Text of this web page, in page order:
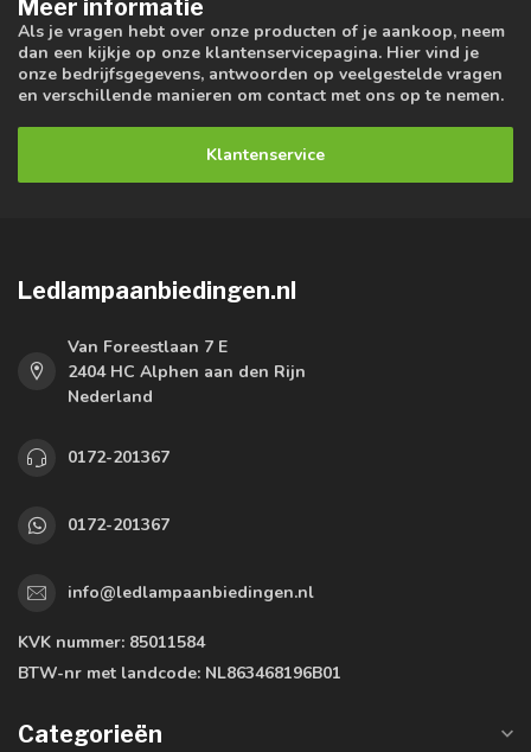
Meer informatie
Als je vragen hebt over onze producten of je aankoop, neem
dan een kijkje op onze klantenservicepagina. Hier vind je
onze bedrijfsgegevens, antwoorden op veelgestelde vragen
en verschillende manieren om contact met ons op te nemen.
Klantenservice
Ledlampaanbiedingen.nl
Van Foreestlaan 7 E
2404 HC Alphen aan den Rijn
Nederland
0172-201367
0172-201367
info@ledlampaanbiedingen.nl
KVK nummer: 85011584
BTW-nr met landcode: NL863468196B01
Categorieën